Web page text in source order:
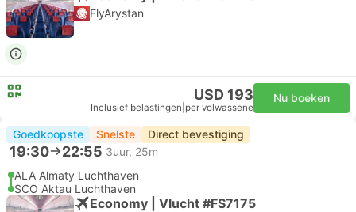
FlyArystan
USD 193
Inclusief belastingen per volwassene
Nu boeken
Goedkoopste Snelste Direct bevestiging
19:30 22:55 3uur, 25m
ALA Almaty Luchthaven
SCO Aktau Luchthaven
Economy | Vlucht #FS7175